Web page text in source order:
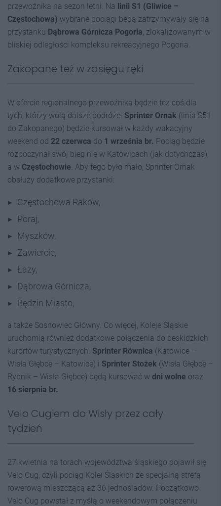
przewoźnika na sezon letni. Na linii S1 (Gliwice –
Częstochowa) wybrane pociągi będą zatrzymywały się na
przystanku Dąbrowa Górnicza Pogoria , zlokalizowanym w
bliskiej odległości kompleksu rekreacyjnego Pogoria.
Zakopane też w zasięgu ręki
W ofercie regionalnego przewoźnika będzie też coś dla
tych, którzy wolą dalsze podróże. Sprinter Ornak (linia S51
do Zakopanego) będzie kursował w każdy wakacyjny
weekend od 22 czerwca do 1 września br. Pociąg będzie
rozpoczynał swój bieg nie w Katowicach (jak dotychczas),
a w Częstochowie . Aby tego było mało, Sprinter Ornak
obsłuży dodatkowe przystanki:
Częstochowa Raków,
Poraj,
Myszków,
Zawiercie,
Łazy,
Dąbrowa Górnicza,
Będzin Miasto,
a także Sosnowiec Główny. Co więcej, Koleje Śląskie
uruchomią również dodatkowe połączenia do beskidzkich
kurortów turystycznych. Sprinter Równica (Katowice –
Wisła Głębce – Katowice) i Sprinter Stożek (Wisła Głębce –
Rybnik – Wisła Głębce) będą kursować w dni wolne oraz
16 sierpnia br.
Velo Cugiem do Wisły przez cały
tydzień
27 kwietnia na torach województwa śląskiego pojawił się
Velo Cug, czyli pociąg Kolei Śląskich ze specjalną strefą
rowerową mieszczącą aż 36 jednośladów. Początkowo
Velo Cug powstał z myślą o weekendowym połączeniu